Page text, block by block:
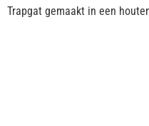
Trapgat gemaakt in een